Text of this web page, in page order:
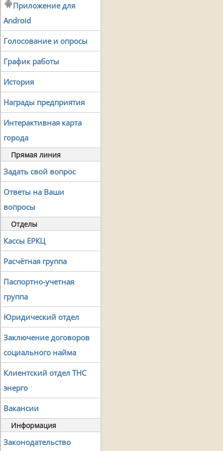
Приложение для
Android
Голосование и опросы
График работы
История
Награды предприятия
Интерактивная карта
города
Прямая линия
Задать свой вопрос
Ответы на Ваши
вопросы
Отделы
Кассы ЕРКЦ
Расчётная группа
Паспортно-учетная
группа
Юридический отдел
Заключение договоров
социального найма
Клиентский отдел ТНС
энерго
Вакансии
Информация
Законодательство